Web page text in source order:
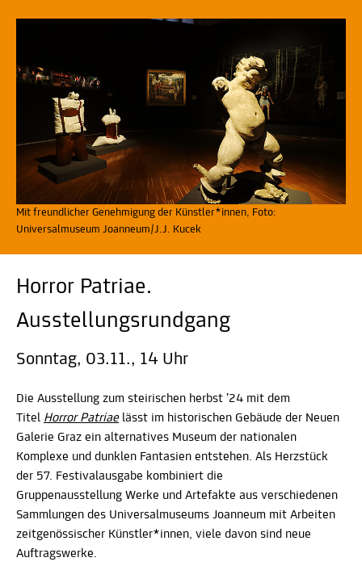
Mit freundlicher Genehmigung der Künstler*innen, Foto:
Universalmuseum Joanneum/J.J. Kucek
Horror Patriae.
Ausstellungsrundgang
Sonntag, 03.11., 14 Uhr
Die Ausstellung zum steirischen herbst ’24 mit dem
Titel Horror Patriaelässt im historischen Gebäude der Neuen
Galerie Graz ein alternatives Museum der nationalen
Komplexe und dunklen Fantasien entstehen. Als Herzstück
der 57. Festivalausgabe kombiniert die
Gruppenausstellung Werke und Artefakte aus verschiedenen
Sammlungen des Universalmuseums Joanneum mit Arbeiten
zeitgenössischer Künstler*innen, viele davon sind neue
Auftragswerke.